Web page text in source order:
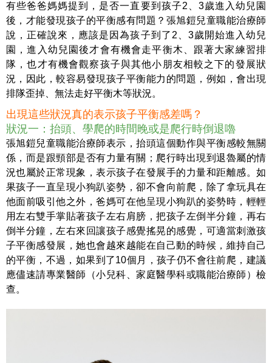
有些爸爸媽媽提到，是否一直要到孩子2、3歲進入幼兒園
後，才能發現孩子的平衡感有問題？張旭鎧兒童職能治療師
說，正確說來，應該是因為孩子到了2、3歲開始進入幼兒
園，進入幼兒園後才會有機會走平衡木、跟著大家練習排
隊，也才有機會觀察孩子與其他小朋友相較之下的發展狀
況，因此，較容易發現孩子平衡能力的問題，例如，會出現
排隊歪掉、無法走好平衡木等狀況。
出現這些狀況真的表示孩子平衡感差嗎？
狀況一：抬頭、學爬的時間晚或是爬行時倒退嚕
張旭鎧兒童職能治療師表示，抬頭這個動作與平衡感較無關
係，而是跟頸部是否有力量有關；爬行時出現到退魯屬的情
況也屬於正常現象，表示孩子在發展手的力量和距離感。如
果孩子一直呈現小狗趴姿勢，卻不會向前爬，除了拿玩具在
他面前吸引他之外，爸媽可在他呈現小狗趴的姿勢時，輕輕
用左右雙手掌貼著孩子左右肩膀，把孩子左倒半分鐘，再右
倒半分鐘，左右來回讓孩子感覺搖晃的感覺，可適當刺激孩
子平衡感發展，她也會越來越能在自己動的時候，維持自己
的平衡，不過，如果到了10個月，孩子仍不會往前爬，建議
應儘速請專業醫師（小兒科、家庭醫學科或職能治療師）檢
查。